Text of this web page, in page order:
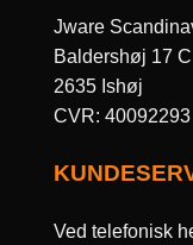
Jware
Baldershøj 17 C
2635 Ishøj
CVR: 40092293
Ved telefonisk